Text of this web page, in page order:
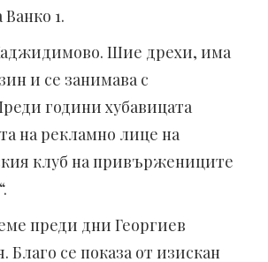
1.
Шие дрехи, има
и се занимава с
години хубавицата
на рекламно лице на
клуб на привържениците
преди дни Георгиев
Благо се показа от изискан